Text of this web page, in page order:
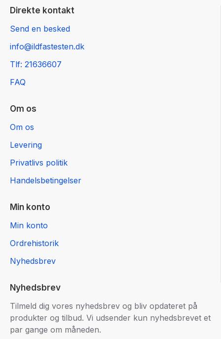
Direkte kontakt
Send en besked
info@ildfastesten.dk
Tlf: 21636607
FAQ
Om os
Om os
Levering
Privatlivs politik
Handelsbetingelser
Min konto
Min konto
Ordrehistorik
Nyhedsbrev
Nyhedsbrev
Tilmeld dig vores nyhedsbrev og bliv opdateret på
produkter og tilbud. Vi udsender kun nyhedsbrevet et
par gange om måneden.